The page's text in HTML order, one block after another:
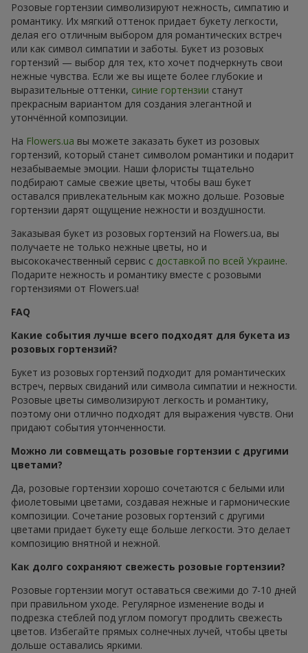
Розовые гортензии символизируют нежность, симпатию и
романтику. Их мягкий оттенок придает букету легкости,
делая его отличным выбором для романтических встреч
или как символ симпатии и заботы. Букет из розовых
гортензий — выбор для тех, кто хочет подчеркнуть свои
нежные чувства. Если же вы ищете более глубокие и
выразительные оттенки, синие гортензии станут
прекрасным вариантом для создания элегантной и
утончённой композиции.
На Flowers.ua вы можете заказать букет из розовых
гортензий, который станет символом романтики и подарит
незабываемые эмоции. Наши флористы тщательно
подбирают самые свежие цветы, чтобы ваш букет
оставался привлекательным как можно дольше. Розовые
гортензии дарят ощущение нежности и воздушности.
Заказывая букет из розовых гортензий на Flowers.ua, вы
получаете не только нежные цветы, но и
высококачественный сервис с доставкой по всей Украине.
Подарите нежность и романтику вместе с розовыми
гортензиями от Flowers.ua!
FAQ
Какие события лучше всего подходят для букета из
розовых гортензий?
Букет из розовых гортензий подходит для романтических
встреч, первых свиданий или символа симпатии и нежности.
Розовые цветы символизируют легкость и романтику,
поэтому они отлично подходят для выражения чувств. Они
придают события утонченности.
Можно ли совмещать розовые гортензии с другими
цветами?
Да, розовые гортензии хорошо сочетаются с белыми или
фиолетовыми цветами, создавая нежные и гармонические
композиции. Сочетание розовых гортензий с другими
цветами придает букету еще больше легкости. Это делает
композицию внятной и нежной.
Как долго сохраняют свежесть розовые гортензии?
Розовые гортензии могут оставаться свежими до 7-10 дней
при правильном уходе. Регулярное изменение воды и
подрезка стеблей под углом помогут продлить свежесть
цветов. Избегайте прямых солнечных лучей, чтобы цветы
дольше оставались яркими.